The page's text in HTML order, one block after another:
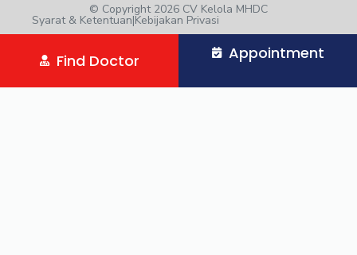
© Copyright 2026 CV Kelola MHDC
Syarat & Ketentuan|Kebijakan Privasi
Find Doctor Appointment